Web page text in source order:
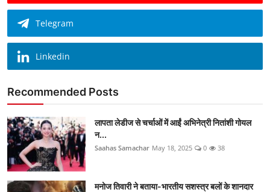
Telegram
Linkedin
Recommended Posts
लापता लेडीज से चर्चाओं में आईं अभिनेत्री नितांशी गोयल
न...
Saahas Samachar May 18, 2025 0 38
मनोज तिवारी ने बताया-भारतीय सशस्त्र बलों के शानदार